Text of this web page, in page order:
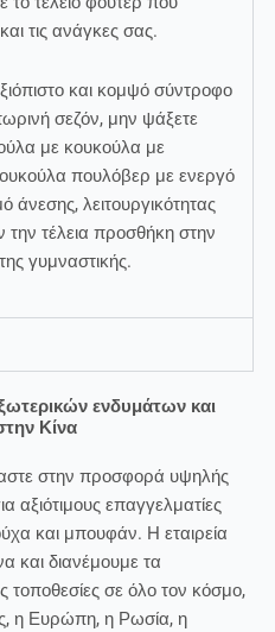
τις ανάγκες σας.
και κομψό σύντροφο
σεζόν, μην ψάξετε
με κουκούλα με
πουλόβερ με ενεργό
λειτουργικότητας
την τέλεια προσθήκη στην
γυμναστικής.
ενδυμάτων και
Κίνα
στην προσφορά υψηλής
αξιότιμους επαγγελματίες
και μπουφάν. Η εταιρεία
και διανέμουμε τα
σε όλο τον κόσμο,
η Ευρώπη, η Ρωσία, η